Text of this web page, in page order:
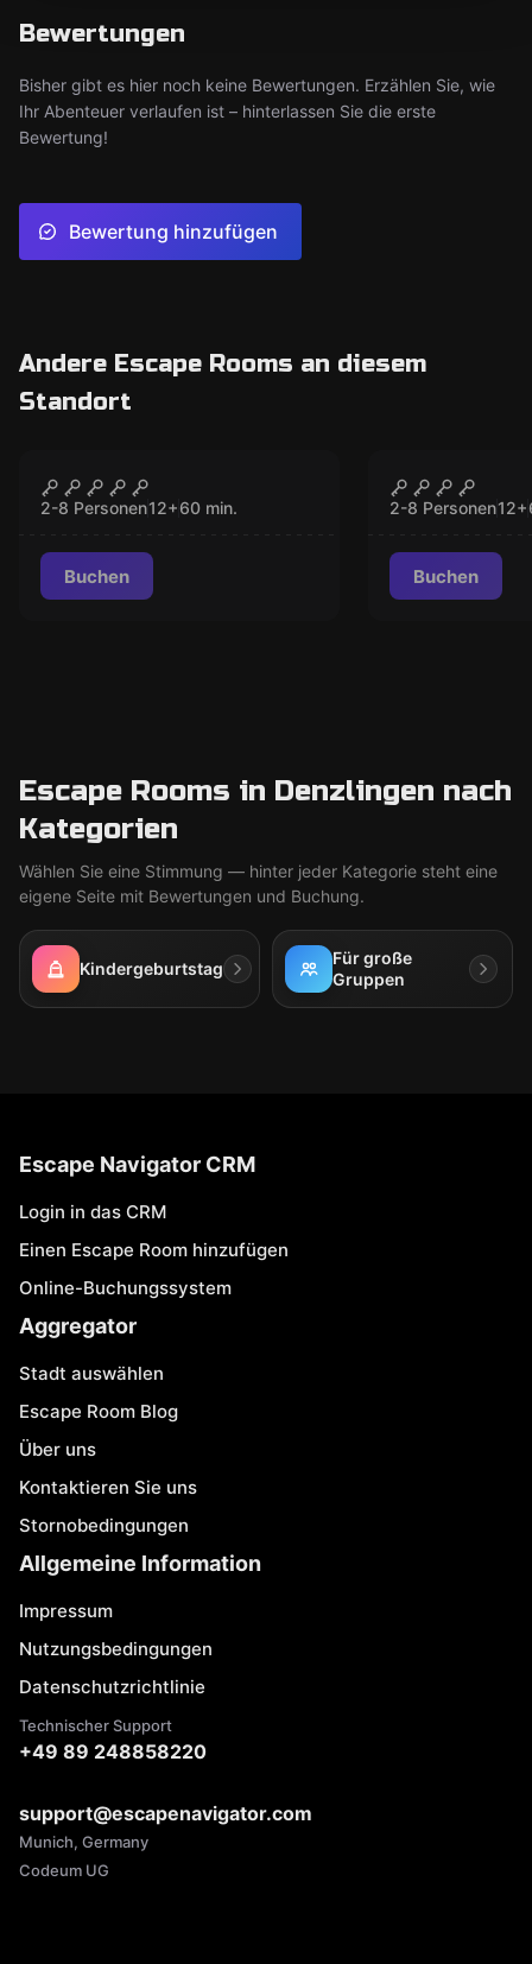
Bewertungen
Bisher gibt es hier noch keine Bewertungen. Erzählen Sie, wie
Ihr Abenteuer verlaufen ist – hinterlassen Sie die erste
Bewertung!
Bewertung hinzufügen
Andere Escape Rooms an diesem
Standort
GESCHLOSSEN
Jagdhütte (Hunter's
Lodge)
2-8 Personen12+60 min.
Buchen
SCHOOL
2-8 Personen12+
Buchen
Escape Rooms in Denzlingen nach
Kategorien
Wählen Sie eine Stimmung — hinter jeder Kategorie steht eine
eigene Seite mit Bewertungen und Buchung.
Kindergeburtstag
Für große
Gruppen
Escape Navigator CRM
Login in das CRM
Einen Escape Room hinzufügen
Online-Buchungssystem
Aggregator
Stadt auswählen
Escape Room Blog
Über uns
Kontaktieren Sie uns
Stornobedingungen
Allgemeine Information
Impressum
Nutzungsbedingungen
Datenschutzrichtlinie
Technischer Support
+49 89 248858220
support@escapenavigator.com
Munich, Germany
Codeum UG